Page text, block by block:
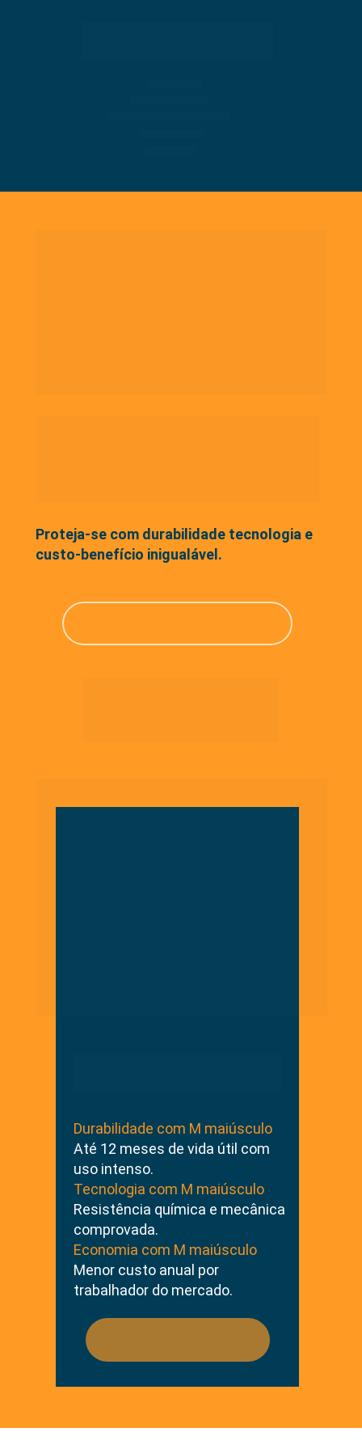
Proteja-se com durabilidade tecnologia e
custo-benefício inigualável.
Durabilidade com M maiúsculo
Até 12 meses de vida útil com
uso intenso.
Tecnologia com M maiúsculo
Resistência química e mecânica
comprovada.
Economia com M maiúsculo
Menor custo anual por
trabalhador do mercado.